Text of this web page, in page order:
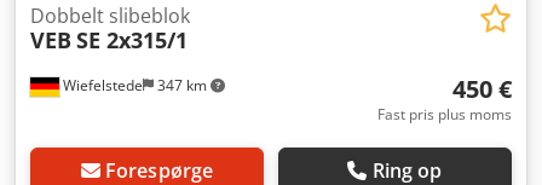
Wiefelstede 347 km
Dobbelt slibeblok
VEB SE 2x315/1
450 €
Fast pris plus moms
Forespørge Ring op